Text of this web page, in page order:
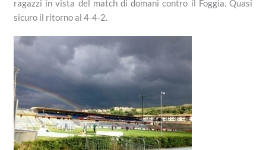
ragazzi in vista del match di domani contro il Foggia. Quasi
sicuro il ritorno al 4-4-2.